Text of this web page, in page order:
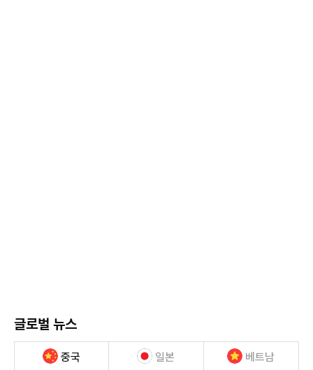
글로벌 뉴스
중국 일본 베트남